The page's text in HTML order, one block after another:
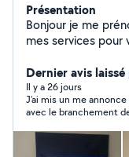
Présentation
Bonjour je me
mes services
(juste un passage
etc.). Sérieux,
pratique même
soigné, de
besoins des
Dernier avis
Il y a 26 jours
J’ai mis un me annonce sur allovoisin sur une phrase en rapport
avec le branchement
particulière. Très gentil et professionnel. Je recommande a
1000%.